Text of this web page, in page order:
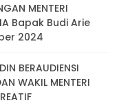
MENTERI
Bapak Budi Arie
2024
BERAUDIENSI
WAKIL MENTERI